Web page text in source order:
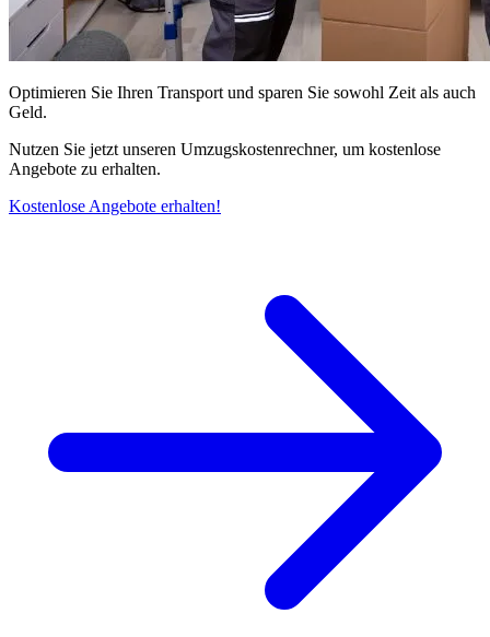
Optimieren Sie Ihren Transport und sparen Sie sowohl Zeit als auch
Geld.
Nutzen Sie jetzt unseren Umzugskostenrechner, um kostenlose
Angebote zu erhalten.
Kostenlose Angebote erhalten!